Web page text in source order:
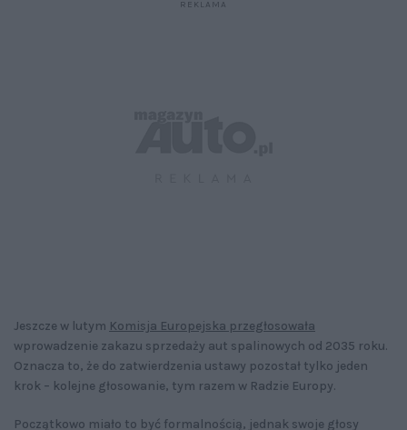
Jeszcze w lutym Komisja Europejska przegłosowała
wprowadzenie zakazu sprzedaży aut spalinowych od 2035 roku.
Oznacza to, że do zatwierdzenia ustawy pozostał tylko jeden
krok – kolejne głosowanie, tym razem w Radzie Europy.
Początkowo miało to być formalnością, jednak swoje głosy